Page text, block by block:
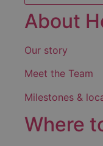
About
Our story
Meet the Team
Milestones &
Where